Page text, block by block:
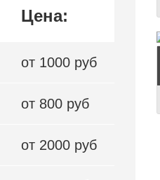
Цена:
от 1000 руб
от 800 руб
от 2000 руб